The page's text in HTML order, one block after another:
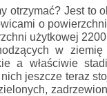
otrzymać? Jest to
o
użytkowej
w
a właściwie
jeszcze teraz